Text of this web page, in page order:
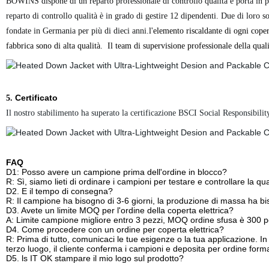
reparto di controllo qualità è in grado di gestire 12 dipendenti. Due di loro
fondate in Germania per più di dieci anni.l'elemento riscaldante di ogni
fabbrica sono di alta qualità. Il team di supervisione professionale della
5. Certificato
Il nostro stabilimento ha superato la certificazione BSCI Social
FAQ
D1: Posso avere un campione prima dell'ordine in blocco?
R: Sì, siamo lieti di ordinare i campioni per testare e controllare la
D2. E il tempo di consegna?
R: Il campione ha bisogno di 3-6 giorni, la produzione di massa ha
D3. Avete un limite MOQ per l'ordine della coperta elettrica?
A: Limite campione migliore entro 3 pezzi, MOQ ordine sfusa è 300
D4. Come procedere con un ordine per coperta elettrica?
R: Prima di tutto, comunicaci le tue esigenze o la tua applicazione.
terzo luogo, il cliente conferma i campioni e deposita per ordine
D5. ls IT OK stampare il mio logo sul prodotto?